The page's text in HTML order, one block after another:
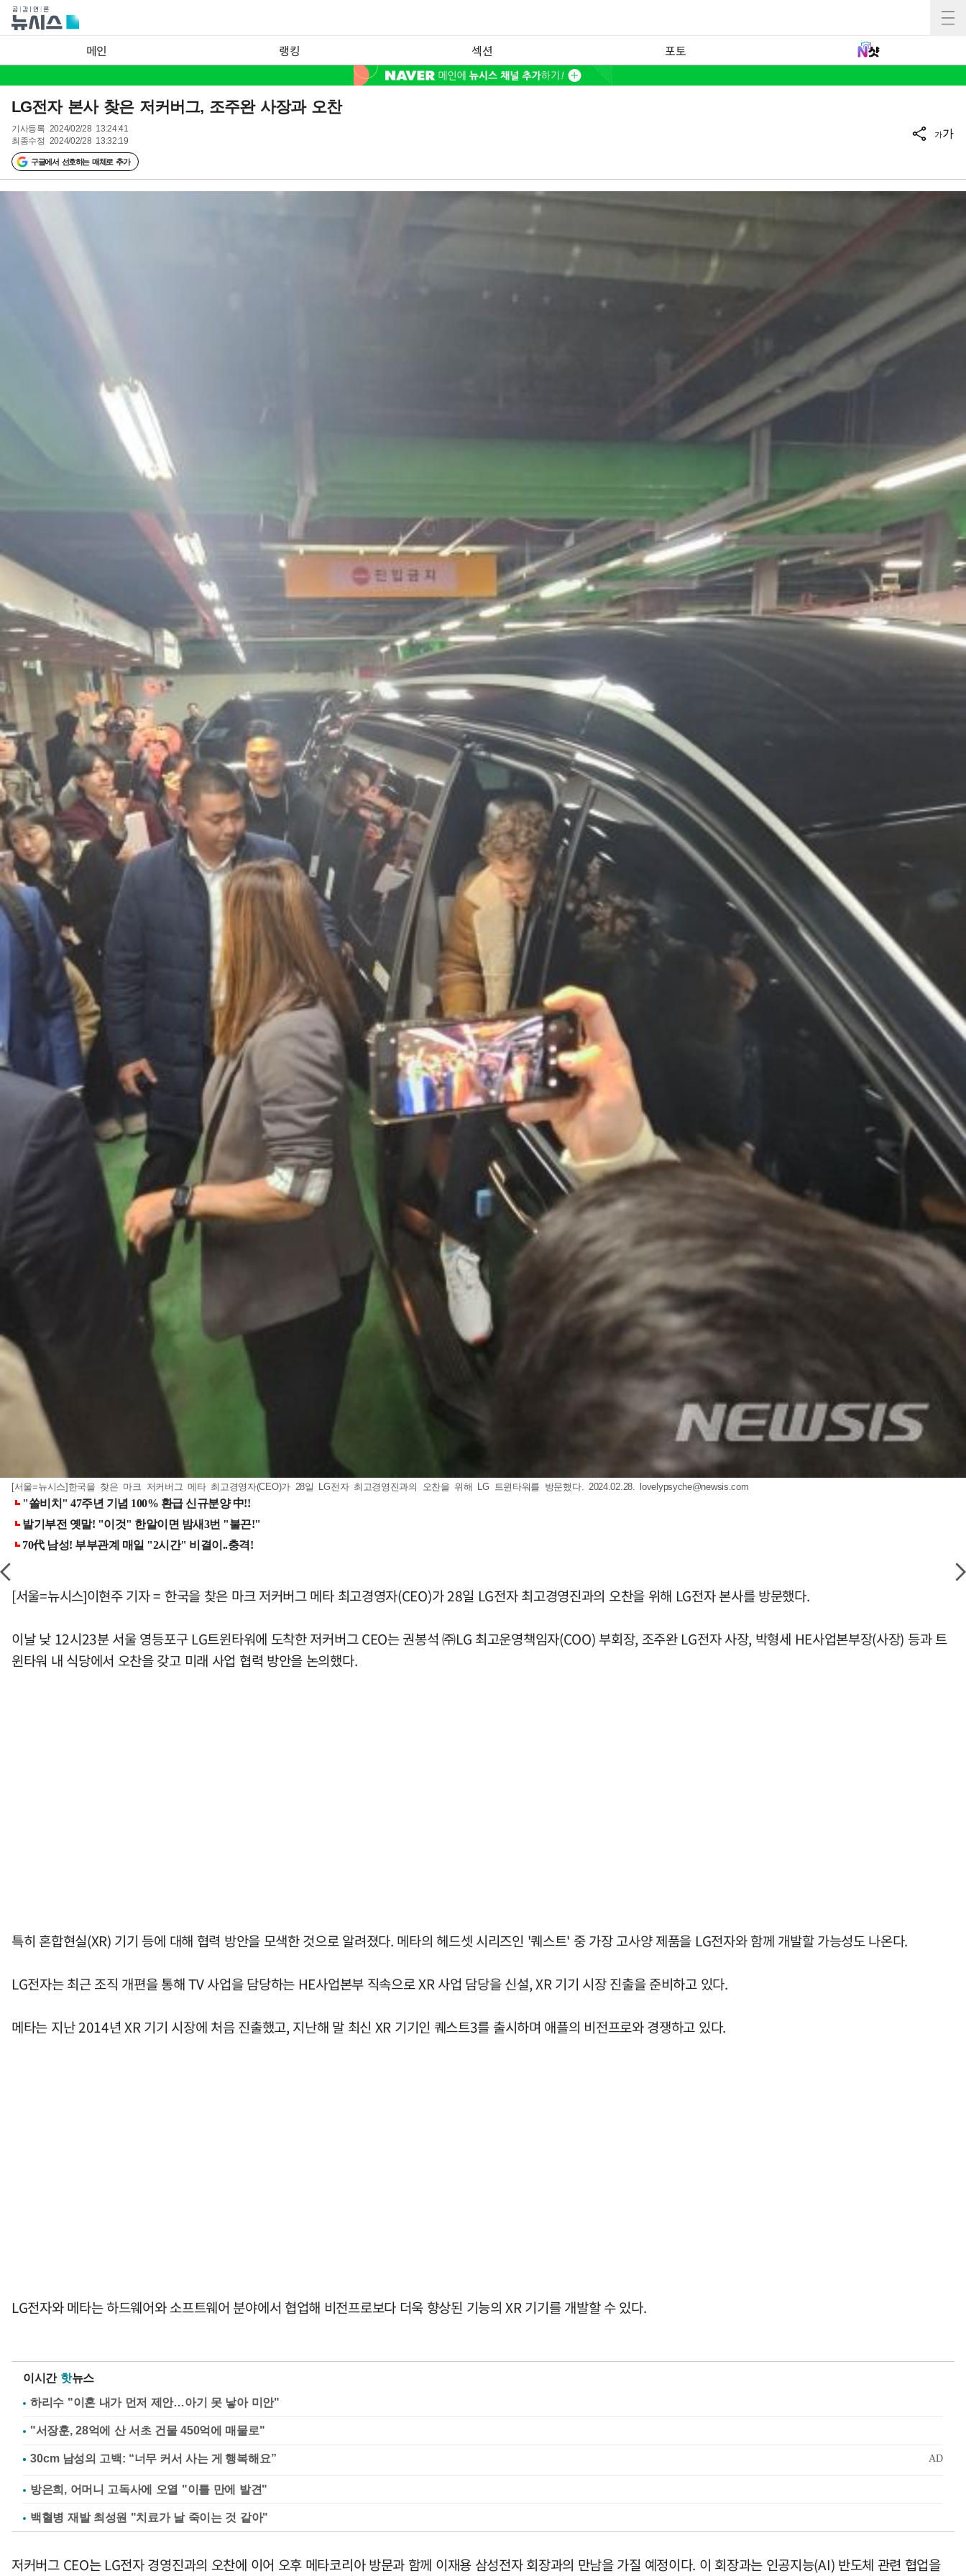
메인 랭킹 섹션 포토
LG전자 본사 찾은 저커버그, 조주완 사장과 오찬
기사등록 2024/02/28 13:24:41
최종수정 2024/02/28 13:32:19
구글에서 선호하는 매체로 추가
가가
[서울=뉴시스]한국을 찾은 마크 저커버그 메타 최고경영자(CEO)가 28일 LG전자 최고경영진과의 오찬을 위해 LG 트윈타워를 방문했다. 2024.02.28. lovelypsyche@newsis.com
[서울=뉴시스]이현주 기자 = 한국을 찾은 마크 저커버그 메타 최고경영자(CEO)가 28일 LG전자 최고경영진과의 오찬을 위해 LG전자 본사를 방문했다.
이날 낮 12시23분 서울 영등포구 LG트윈타워에 도착한 저커버그 CEO는 권봉석 ㈜LG 최고운영책임자(COO) 부회장, 조주완 LG전자 사장, 박형세 HE사업본부장(사장) 등과 트
윈타워 내 식당에서 오찬을 갖고 미래 사업 협력 방안을 논의했다.
특히 혼합현실(XR) 기기 등에 대해 협력 방안을 모색한 것으로 알려졌다. 메타의 헤드셋 시리즈인 '퀘스트' 중 가장 고사양 제품을 LG전자와 함께 개발할 가능성도 나온다.
LG전자는 최근 조직 개편을 통해 TV 사업을 담당하는 HE사업본부 직속으로 XR 사업 담당을 신설, XR 기기 시장 진출을 준비하고 있다.
메타는 지난 2014년 XR 기기 시장에 처음 진출했고, 지난해 말 최신 XR 기기인 퀘스트3를 출시하며 애플의 비전프로와 경쟁하고 있다.
LG전자와 메타는 하드웨어와 소프트웨어 분야에서 협업해 비전프로보다 더욱 향상된 기능의 XR 기기를 개발할 수 있다.
이시간 핫뉴스
하리수 "이혼 내가 먼저 제안…아기 못 낳아 미안"
"서장훈, 28억에 산 서초 건물 450억에 매물로"
방은희, 어머니 고독사에 오열 "이틀 만에 발견"
백혈병 재발 최성원 "치료가 날 죽이는 것 같아"
저커버그 CEO는 LG전자 경영진과의 오찬에 이어 오후 메타코리아 방문과 함께 이재용 삼성전자 회장과의 만남을 가질 예정이다. 이 회장과는 인공지능(AI) 반도체 관련 협업을